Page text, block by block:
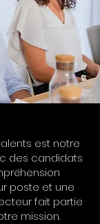
est notre
des candidats
poste et une
fait partie
mission.